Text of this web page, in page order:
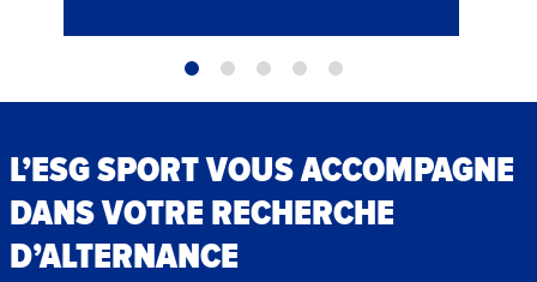
L’ESG SPORT VOUS ACCOMPAGNE
DANS VOTRE RECHERCHE
D’ALTERNANCE